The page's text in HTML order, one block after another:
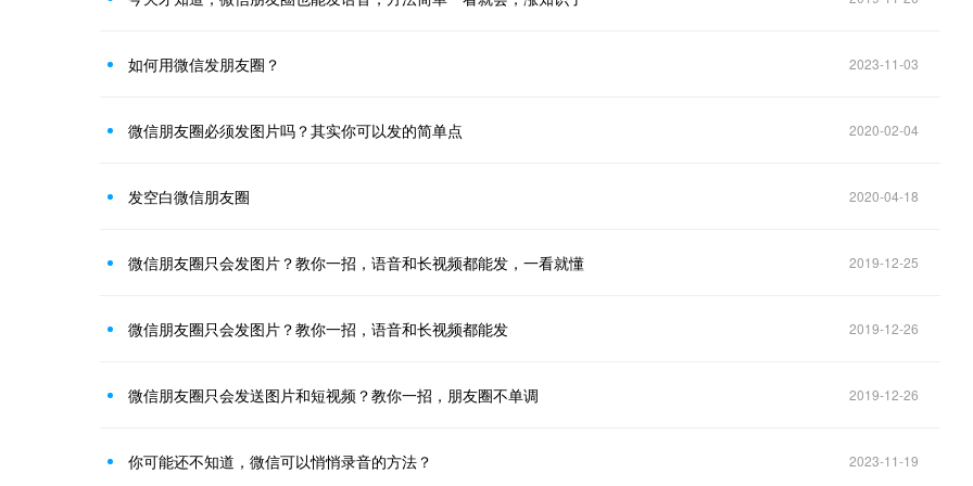
如何用微信发朋友圈？ 2023-11-03
微信朋友圈必须发图片吗？其实你可以发的简单点 2020-02-04
发空白微信朋友圈 2020-04-18
微信朋友圈只会发图片？教你一招，语音和长视频都能发，一看就懂 2019-12-25
微信朋友圈只会发图片？教你一招，语音和长视频都能发 2019-12-26
微信朋友圈只会发送图片和短视频？教你一招，朋友圈不单调 2019-12-26
你可能还不知道，微信可以悄悄录音的方法？ 2023-11-19